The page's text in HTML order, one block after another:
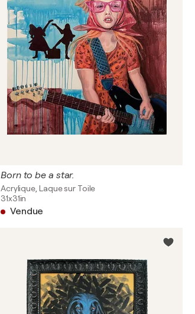
Born to be a star.
Acrylique, Laque sur Toile
31x31in
Vendue